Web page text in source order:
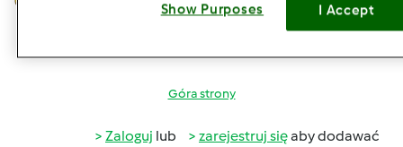
Góra strony
Zaloguj lub zarejestruj sięaby dodawać
Show Purposes I Accept